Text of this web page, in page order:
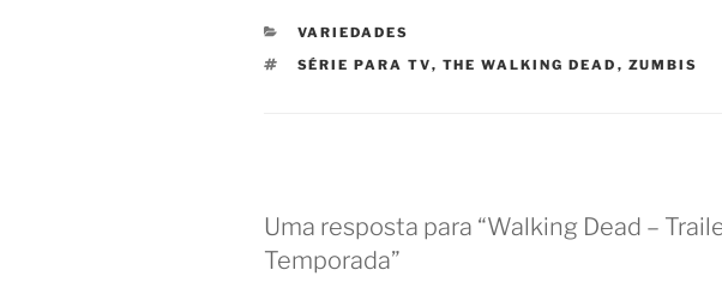
CATEGORIAS
VARIEDADES
TAGS
SÉRIE PARA TV, THE WALKING DEAD , ZUMBIS
Uma resposta para “Walking Dead –
Temporada”